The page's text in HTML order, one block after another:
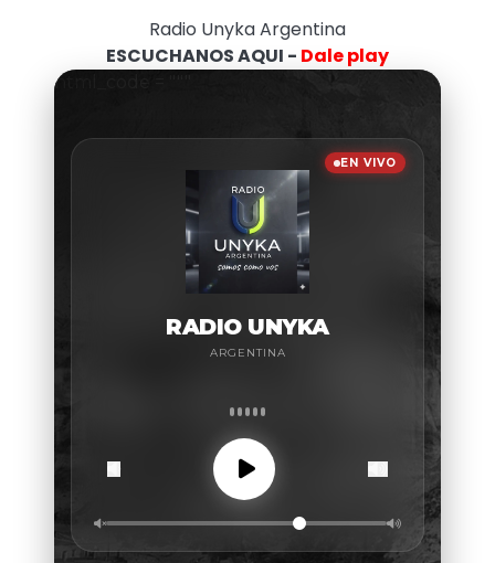
Radio Unyka Argentina
ESCUCHANOS AQUI - Dale play